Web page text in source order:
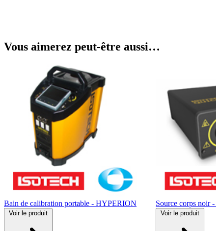
Vous aimerez peut-être aussi…
Bain de calibration portable - HYPERION
Voir le produit
Source corps noir -
Voir le produit